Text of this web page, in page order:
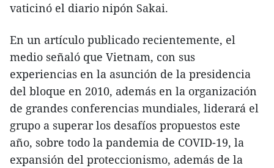
vaticinó el diario nipón Sakai.
En un artículo publicado recientemente, el
medio señaló que Vietnam, con sus
experiencias en la asunción de la presidencia
del bloque en 2010, además en la organización
de grandes conferencias mundiales, liderará el
grupo a superar los desafíos propuestos este
año, sobre todo la pandemia de COVID-19, la
expansión del proteccionismo, además de la